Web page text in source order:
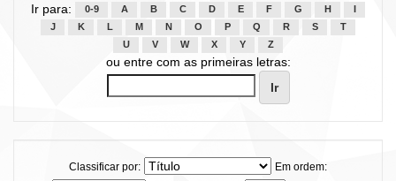
Ir para: 0-9 A B C D E F G H
J
K L M N O P Q R S
T
U
V W X Y Z
ou entre com as primeiras letras:
Classificar por:
Em ordem: